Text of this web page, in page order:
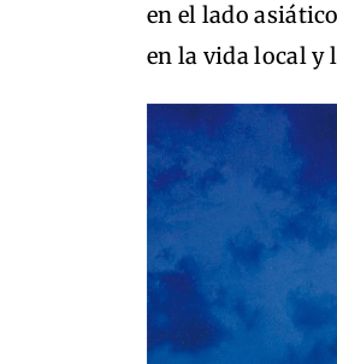
en el lado
en la vida local y